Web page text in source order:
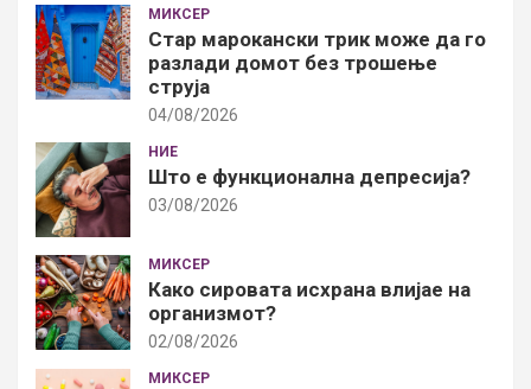
МИКСЕР
Стар марокански трик може да го
разлади домот без трошење
струја
04/08/2026
НИЕ
Што е функционална депресија?
03/08/2026
МИКСЕР
Како сировата исхрана влијае на
организмот?
02/08/2026
МИКСЕР